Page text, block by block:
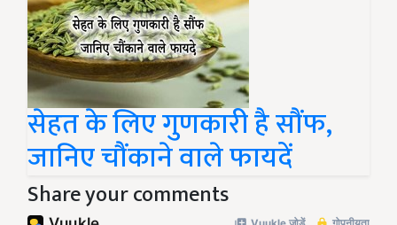
सेहत के लिए गुणकारी है सौंफ,
जानिए चौंकाने वाले फायदें
Share your comments